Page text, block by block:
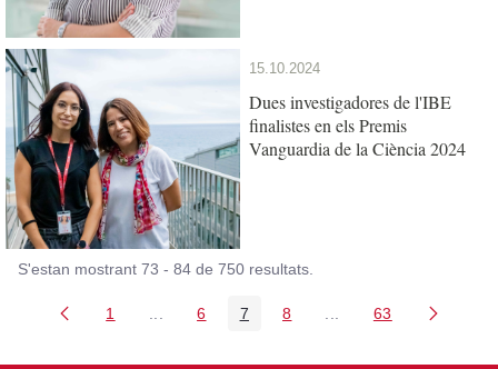
15.10.2024
Dues investigadores de l'IBE
finalistes en els Premis
Vanguardia de la Ciència 2024
S'estan mostrant 73 - 84 de 750 resultats.
Pàgina
1 Pàgines intermèdies Utilitzeu TAB per
Pàgina
6 Pàgina
7 Pàgina
8 Pàgines intermèdies
Pàgina
63